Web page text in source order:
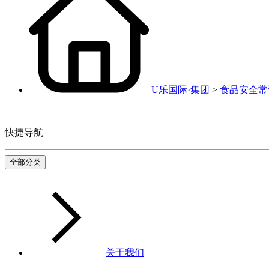
U乐国际·集团 > 食品安全
快捷导航
全部分类
关于我们